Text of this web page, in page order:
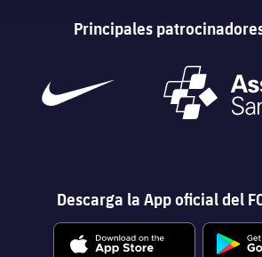
Principales
Descarga la App oficial del